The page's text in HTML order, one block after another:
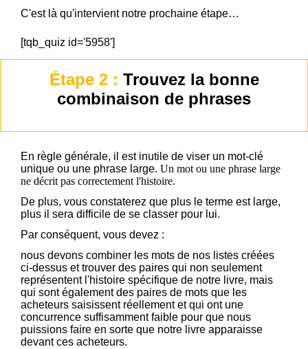
C'est là qu'intervient notre prochaine étape…
[tqb_quiz id='5958']
Étape 2 : Trouvez la bonne
combinaison de phrases
En règle générale, il est inutile de viser un mot-clé
unique ou une phrase large. Un mot ou une phrase large
ne décrit pas correctement l'histoire.
De plus, vous constaterez que plus le terme est large,
plus il sera difficile de se classer pour lui.
Par conséquent, vous devez :
nous devons combiner les mots de nos listes créées
ci-dessus et trouver des paires qui non seulement
représentent l'histoire spécifique de notre livre, mais
qui sont également des paires de mots que les
acheteurs saisissent réellement et qui ont une
concurrence suffisamment faible pour que nous
puissions faire en sorte que notre livre apparaisse
devant ces acheteurs.